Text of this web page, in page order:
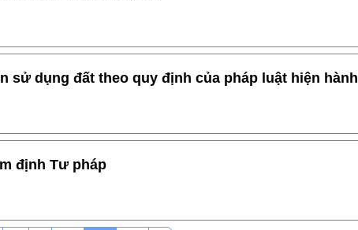
sử dụng đất theo quy định của pháp luật hiện hành
định Tư pháp